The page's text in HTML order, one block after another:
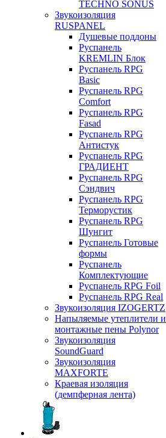
TECHNO SONUS
Звукоизоляция
RUSPANEL
Душевые поддоны
Руспанель
KREMLIN Блок
Руспанель RPG
Basic
Руспанель RPG
Comfort
Руспанель RPG
Fasad
Руспанель RPG
Антистук
Руспанель RPG
ГРАДИЕНТ
Руспанель RPG
Сэндвич
Руспанель RPG
Терморустик
Руспанель RPG
Шунгит
Руспанель Готовые
формы
Руспанель
Комплектующие
Руспанель RPG Foil
Руспанель RPG Real
Звукоизоляция IZOGERTZ
Напыляемые утеплители и
монтажные пены Polynor
Звукоизоляция
SoundGuard
Звукоизоляция
MAXFORTE
Краевая изоляция
(демпферная лента)